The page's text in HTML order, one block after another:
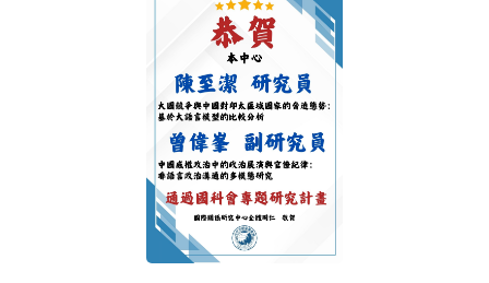
續被收錄於重要學術期刊資料庫外，更屢次獲得國家圖書
館、華藝Airiti Library的傳播獎項榮耀。政大國關中心除
了與有榮焉之外，更深刻感受上述四大刊物的永續經營是
任重道遠的任務。因此，編輯聯合工作會議決議，國關中
心四份期刊將常態性地與臺灣重要政治學門學會、年會合
作，持續推廣刊物影響力。其次，四份期刊也將透過後年
（2027）國立政治大學100週年校慶活動，強化期刊榮耀
與政大歷史的結合，彰顯國關中心的特殊貢獻。 《問題
與研究》是華文世界首份研究國際關係、區域研究、國際
發展、政治經濟學等全球性議題的刊物；《中國大陸研
究》是臺灣及華人世界第一本從社會科學的角度，探討中
設施副校長暨護理學教授安古斯教授（Prof. Agus
Setiawan）、經濟商業學院院長尤理安提博士（Yulianti
Abbas, Ph.D.），以及職訓計畫主任薩弗林博士（Dr.
Safrin Arifin），本中心曾偉峯副研究員及劉復國兼任研
究員共同與會交流。 座談中雙方就未來可能合作方向及共
同關切議題交換意見，並就後續推動學術交流、研究合作
及人員互訪等合作形式進行初步討論，為雙方未來持續互
動與建立合作關係奠定基礎。